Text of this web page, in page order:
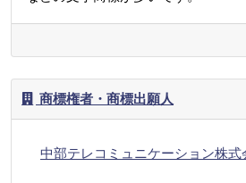
商標権者・商標出願人
中部テレコミュニケーション株式